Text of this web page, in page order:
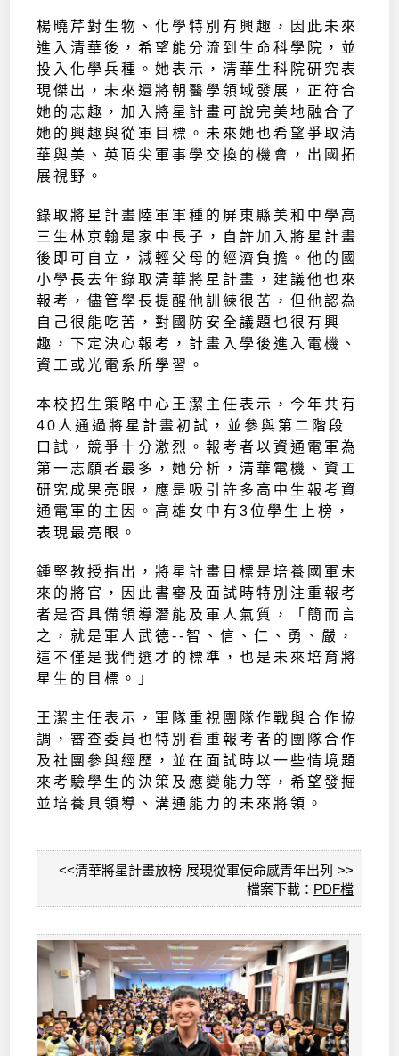
楊曉芹對生物、化學特別有興趣，因此未來
進入清華後，希望能分流到生命科學院，並
投入化學兵種。她表示，清華生科院研究表
現傑出，未來還將朝醫學領域發展，正符合
她的志趣，加入將星計畫可說完美地融合了
她的興趣與從軍目標。未來她也希望爭取清
華與美、英頂尖軍事學交換的機會，出國拓
展視野。
錄取將星計畫陸軍軍種的屏東縣美和中學高
三生林京翰是家中長子，自許加入將星計畫
後即可自立，減輕父母的經濟負擔。他的國
小學長去年錄取清華將星計畫，建議他也來
報考，儘管學長提醒他訓練很苦，但他認為
自己很能吃苦，對國防安全議題也很有興
趣，下定決心報考，計畫入學後進入電機、
資工或光電系所學習。
本校招生策略中心王潔主任表示，今年共有
40人通過將星計畫初試，並參與第二階段
口試，競爭十分激烈。報考者以資通電軍為
第一志願者最多，她分析，清華電機、資工
研究成果亮眼，應是吸引許多高中生報考資
通電軍的主因。高雄女中有3位學生上榜，
表現最亮眼。
鍾堅教授指出，將星計畫目標是培養國軍未
來的將官，因此書審及面試時特別注重報考
者是否具備領導潛能及軍人氣質，「簡而言
之，就是軍人武德--智、信、仁、勇、嚴，
這不僅是我們選才的標準，也是未來培育將
星生的目標。」
王潔主任表示，軍隊重視團隊作戰與合作協
調，審查委員也特別看重報考者的團隊合作
及社團參與經歷，並在面試時以一些情境題
來考驗學生的決策及應變能力等，希望發掘
並培養具領導、溝通能力的未來將領。
<<清華將星計畫放榜 展現從軍使命感青年出列 >>
檔案下載： PDF檔